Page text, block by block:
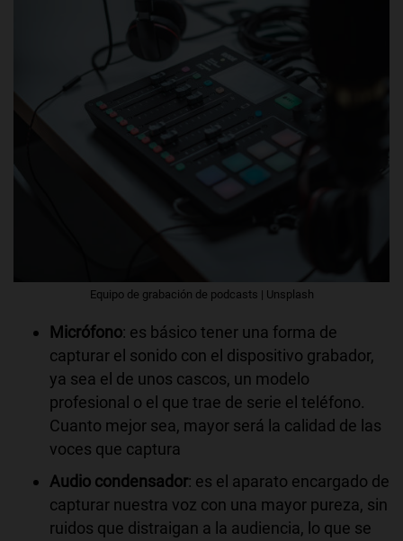
Equipo de grabación de podcasts | Unsplash
Micrófono: es básico tener una forma de
capturar el sonido con el dispositivo grabador,
ya sea el de unos cascos, un modelo
profesional o el que trae de serie el teléfono.
Cuanto mejor sea, mayor será la calidad de las
voces que captura
Audio condensador: es el aparato encargado de
capturar nuestra voz con una mayor pureza, sin
ruidos que distraigan a la audiencia, lo que se